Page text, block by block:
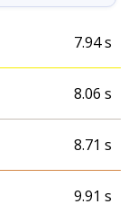
7.94 s
8.06 s
8.71 s
9.91 s